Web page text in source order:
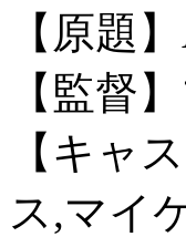
【原題
【監督
【キャ
ス,マイ